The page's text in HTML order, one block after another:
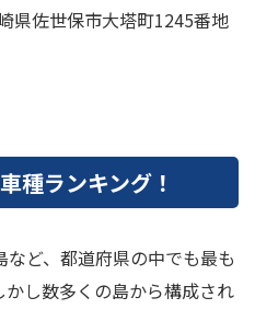
佐世保市大塔町1245番地
種ランキング！
ど、都道府県の中でも最も
し数多くの島から構成され